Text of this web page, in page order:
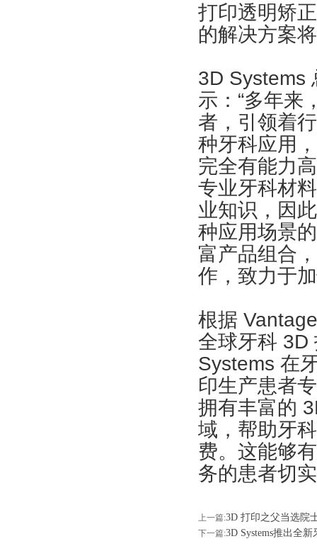
打印透明矫
的解决方案
3D Systems
示：“多年来
者，引领着
种牙科应用
完全有能力
专业牙科材
业知识，因
种应用场景
富产品组合
作，致力于
根据
全球牙科 3D
Systems 在
印生产患者
拥有丰富的
域，帮助牙
费。这能够
务的患者切
上一篇:3D 打印之父当选院
下一篇:3D Systems推出全